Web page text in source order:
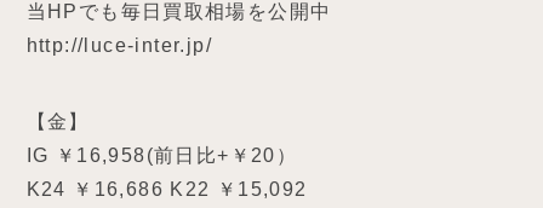
当HPでも毎日買取相場を公開中
http://luce-inter.jp/
【金】
IG ￥16,958(前日比+￥20）
K24 ￥16,686 K22 ￥15,092